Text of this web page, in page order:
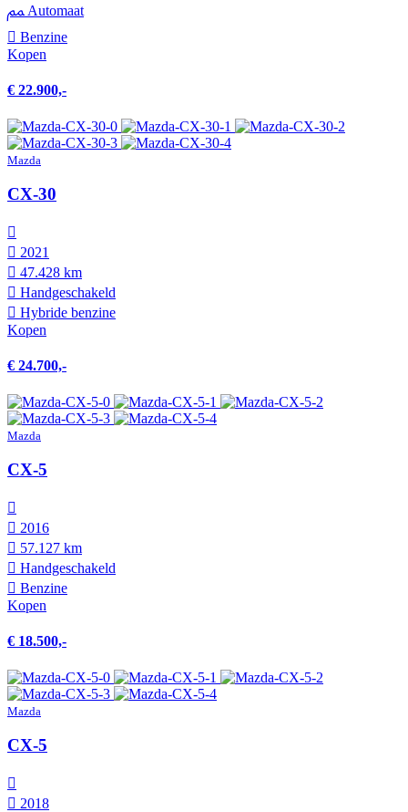
Automaat
Benzine
Kopen
€ 22.900,-
Mazda
CX-30
2021
47.428 km
Hand­geschakeld
Hybride benzine
Kopen
€ 24.700,-
Mazda
CX-5
2016
57.127 km
Hand­geschakeld
Benzine
Kopen
€ 18.500,-
Mazda
CX-5
2018